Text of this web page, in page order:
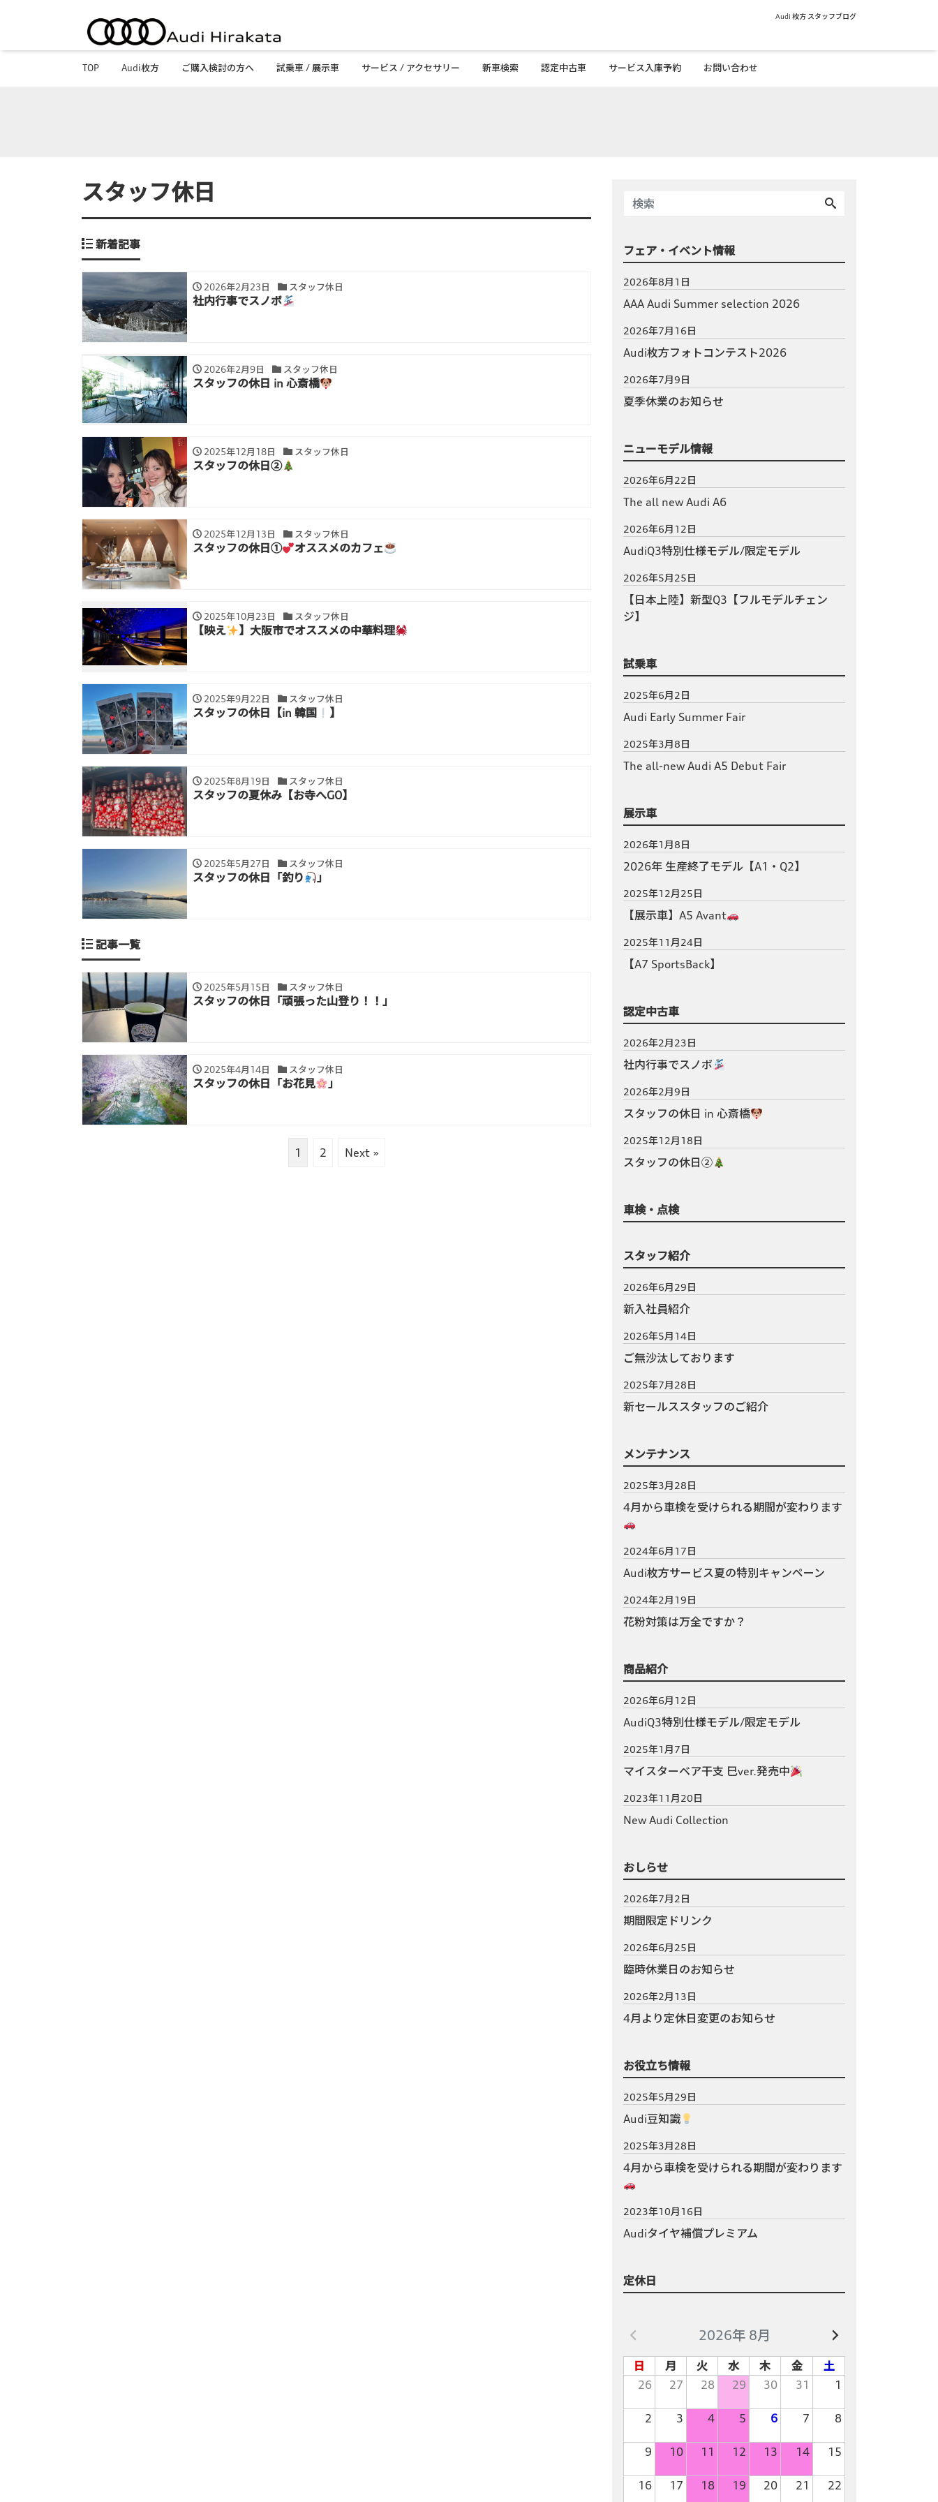
Audi 枚方 スタッフブログ
TOP Audi枚方 ご購入検討の方へ 試乗車 / 展示車 サービス / アクセサリー 新車検索 認定中古車 サービス入庫予約 お問い合わせ
スタッフ休日
新着記事
2026年2月23日 スタッフ休日
社内行事でスノボ
2026年2月9日 スタッフ休日
スタッフの休日 in 心斎橋
2025年12月18日 スタッフ休日
スタッフの休日②
2025年12月13日 スタッフ休日
スタッフの休日① オススメのカフェ
2025年10月23日 スタッフ休日
【映え 】大阪市でオススメの中華料理
2025年9月22日 スタッフ休日
スタッフの休日【in 韓国 】
2025年8月19日 スタッフ休日
スタッフの夏休み【お寺へGO】
2025年5月27日 スタッフ休日
スタッフの休日「釣り 」
記事一覧
2025年5月15日 スタッフ休日
スタッフの休日「頑張った山登り！！」
2025年4月14日 スタッフ休日
スタッフの休日「お花見 」
1 2 Next »
フェア・イベント情報
AAA Audi Summer selection 2026
2026年8月1日
Audi枚方フォトコンテスト2026
2026年7月16日
夏季休業のお知らせ
2026年7月9日
ニューモデル情報
The all new Audi A6
2026年6月22日
AudiQ3特別仕様モデル/限定モデル
2026年6月12日
【日本上陸】新型Q3【フルモデルチェン
ジ】
2026年5月25日
試乗車
Audi Early Summer Fair
2025年6月2日
The all-new Audi A5 Debut Fair
2025年3月8日
展示車
2026年 生産終了モデル【A1・Q2】
2026年1月8日
【展示車】A5 Avant
2025年12月25日
【A7 SportsBack】
2025年11月24日
認定中古車
社内行事でスノボ
2026年2月23日
スタッフの休日 in 心斎橋
2026年2月9日
スタッフの休日②
2025年12月18日
車検・点検
スタッフ紹介
新入社員紹介
2026年6月29日
ご無沙汰しております
2026年5月14日
新セールススタッフのご紹介
2025年7月28日
メンテナンス
4月から車検を受けられる期間が変わります
2025年3月28日
Audi枚方サービス夏の特別キャンペーン
2024年6月17日
花粉対策は万全ですか？
2024年2月19日
商品紹介
AudiQ3特別仕様モデル/限定モデル
2026年6月12日
マイスターベア干支 巳ver.発売中
2025年1月7日
New Audi Collection
2023年11月20日
おしらせ
期間限定ドリンク
2026年7月2日
臨時休業日のお知らせ
2026年6月25日
4月より定休日変更のお知らせ
2026年2月13日
お役立ち情報
Audi豆知識
2025年5月29日
4月から車検を受けられる期間が変わります
2025年3月28日
Audiタイヤ補償プレミアム
2023年10月16日
定休日
2026年 8月
日 月 火 水 木 金
土
26
27 28 29 30 31 1
2 3 4 5 6 7 8
9 10 11 12 13 14 15
16 17 18 19 20 21 22